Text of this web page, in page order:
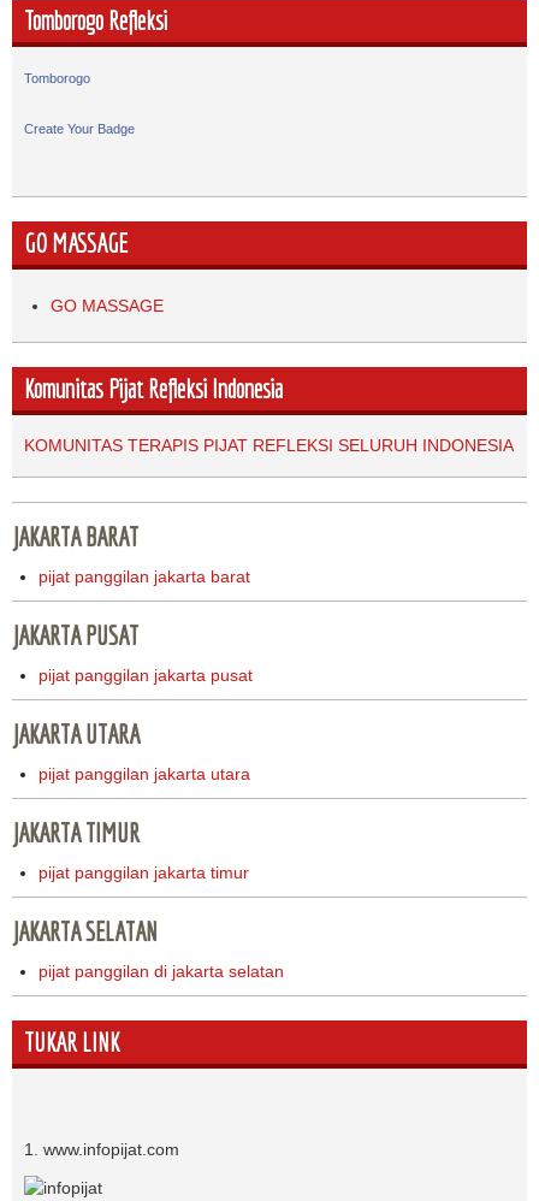
Tomborogo Refleksi
Tomborogo
Create Your Badge
GO MASSAGE
GO MASSAGE
Komunitas Pijat Refleksi Indonesia
KOMUNITAS TERAPIS PIJAT REFLEKSI SELURUH INDONESIA
JAKARTA BARAT
pijat panggilan jakarta barat
JAKARTA PUSAT
pijat panggilan jakarta pusat
JAKARTA UTARA
pijat panggilan jakarta utara
JAKARTA TIMUR
pijat panggilan jakarta timur
JAKARTA SELATAN
pijat panggilan di jakarta selatan
TUKAR LINK
1. www.infopijat.com